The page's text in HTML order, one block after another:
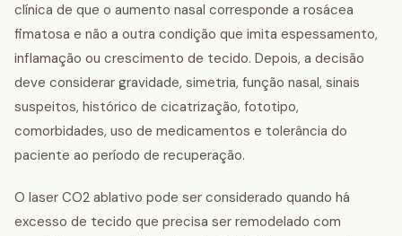
clínica de que o aumento nasal corresponde a rosácea
fimatosa e não a outra condição que imita espessamento,
inflamação ou crescimento de tecido. Depois, a decisão
deve considerar gravidade, simetria, função nasal, sinais
suspeitos, histórico de cicatrização, fototipo,
comorbidades, uso de medicamentos e tolerância do
paciente ao período de recuperação.
O laser CO2 ablativo pode ser considerado quando há
excesso de tecido que precisa ser remodelado com